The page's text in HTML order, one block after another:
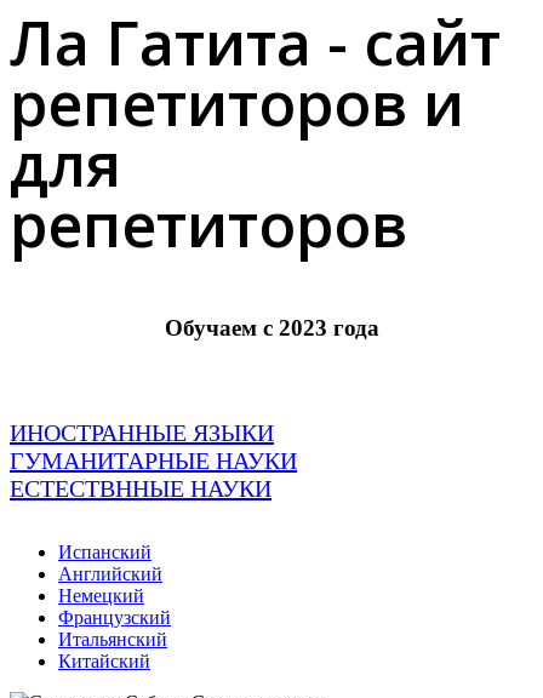
Ла Гатита - сайт
репетиторов и
для
репетиторов
Обучаем с 2023 года
ИНОСТРАННЫЕ ЯЗЫКИ
ГУМАНИТАРНЫЕ НАУКИ
ЕСТЕСТВННЫЕ НАУКИ
Испанский
Английский
Немецкий
Французский
Итальянский
Китайский